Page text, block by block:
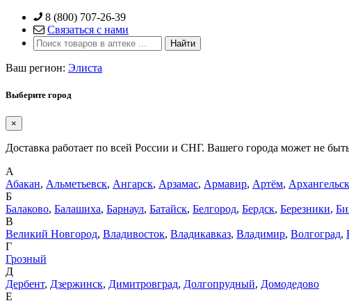
Skip
content
8 (800) 707-26-39
Связаться с нами
Ваш регион: Элиста
Выберите город
×
Доставка работает по всей России и СНГ. Вашего города может не
А
Абакан, Альметьевск, Ангарск, Арзамас, Армавир, Артём, Архангельск
Б
Балаково, Балашиха, Барнаул, Батайск, Белгород, Бердск, Березники,
В
Великий Новгород, Владивосток, Владикавказ, Владимир, Волгоград,
Г
Грозный
Д
Дербент, Дзержинск, Димитровград, Долгопрудный, Домодедово
Е